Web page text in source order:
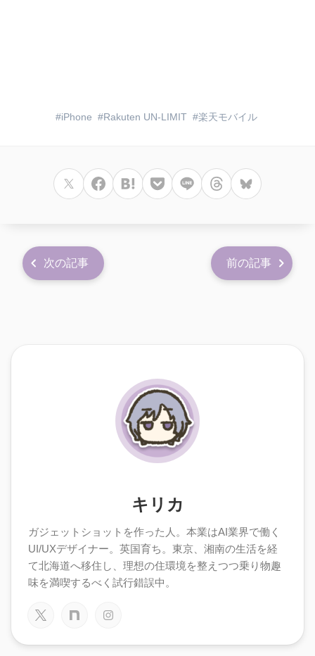
iPhone Rakuten UN-LIMIT 楽天モバイル
次の記事 前の記事
キリカ
ガジェットショットを作った人。本業はAI業界で働く
UI/UXデザイナー。英国育ち。東京、湘南の生活を経
て北海道へ移住し、理想の住環境を整えつつ乗り物趣
味を満喫するべく試行錯誤中。